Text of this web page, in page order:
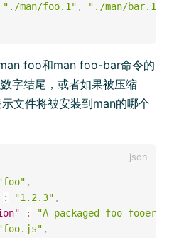
"./man/foo.1" , "./man/bar.1"
foo和man foo-bar命令的
字结尾，或者如果被压缩
文件将被安装到man的哪个
,
: "1.2.3" ,
:
"A packaged foo fooer
,